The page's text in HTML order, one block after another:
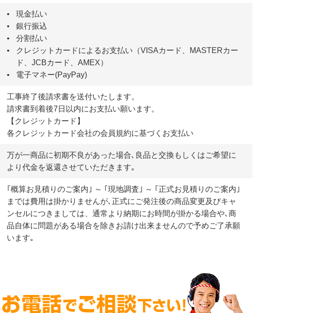
現金払い
銀行振込
分割払い
クレジットカードによるお支払い（VISAカード、MASTERカー
ド、JCBカード、AMEX）
電子マネー(PayPay)
工事終了後請求書を送付いたします。
請求書到着後7日以内にお支払い願います。
【クレジットカード】
各クレジットカード会社の会員規約に基づくお支払い
万が一商品に初期不良があった場合､良品と交換もしくはご希望に
より代金を返還させていただきます｡
｢概算お見積りのご案内｣ ～ ｢現地調査｣ ～ ｢正式お見積りのご案内｣
までは費用は掛かりませんが､正式にご発注後の商品変更及びキャ
ンセルにつきましては、通常より納期にお時間が掛かる場合や､商
品自体に問題がある場合を除きお請け出来ませんので予めご了承願
います｡